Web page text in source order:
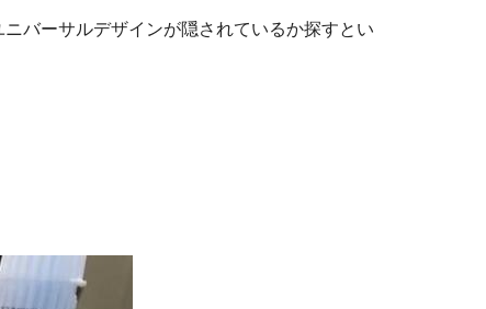
バーサルデザインが隠されているか探すとい